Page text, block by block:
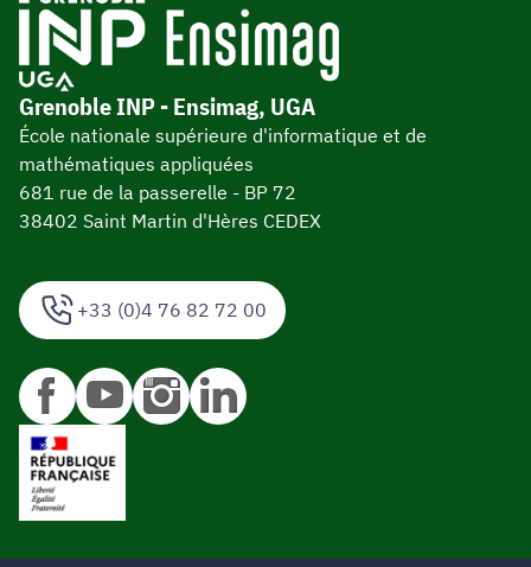
+33 (0)4 76 82 72 00
Grenoble INP - Ensimag, UGA
École nationale supérieure d'informatique et de
mathématiques appliquées
681 rue de la passerelle - BP 72
38402 Saint Martin d'Hères CEDEX